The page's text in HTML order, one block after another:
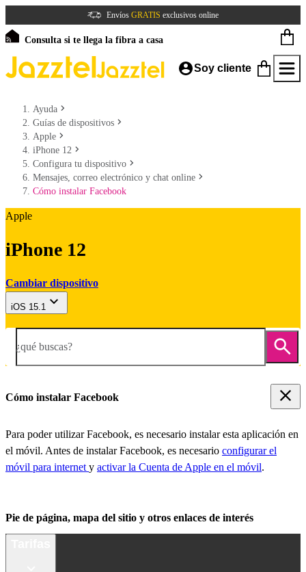
Envíos GRATIS exclusivos online
Consulta si te llega la fibra a casa
Soy cliente
Ayuda
Guías de dispositivos
Apple
iPhone 12
Configura tu dispositivo
Mensajes, correo electrónico y chat online
Cómo instalar Facebook
Apple
iPhone 12
Cambiar dispositivo
iOS 15.1
¿qué buscas?
Cómo instalar Facebook
Para poder utilizar Facebook, es necesario instalar esta aplicación en
el móvil. Antes de instalar Facebook, es necesario configurar el
móvil para internet y activar la Cuenta de Apple en el móvil.
Pie de página, mapa del sitio y otros enlaces de interés